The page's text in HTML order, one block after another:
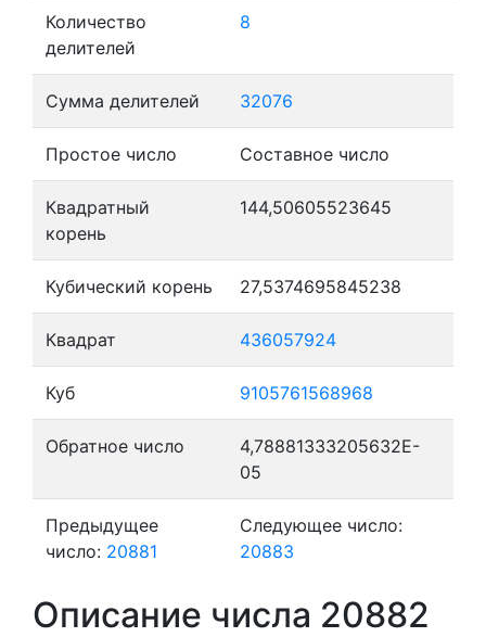
Количество
делителей
8
Сумма делителей 32076
Простое число Составное число
Квадратный
корень
144,50605523645
Кубический корень 27,5374695845238
Квадрат 436057924
Куб 9105761568968
Обратное число
4,78881333205632E-
05
Предыдущее
число: 20881
Следующее число:
20883
Описание числа 20882